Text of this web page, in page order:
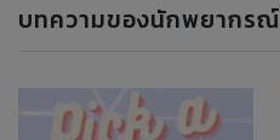
บทความของนักพยากรณ์